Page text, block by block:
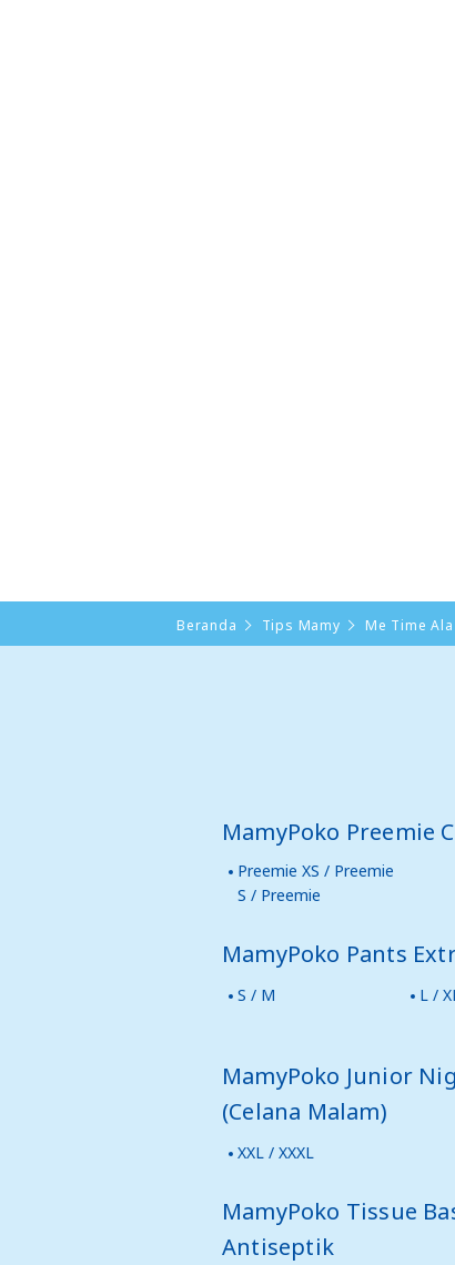
Beranda Tips Mamy Me Time
MamyPoko Preemie
Preemie XS / Preemie
S / Preemie
MamyPoko Pants
S / M L /
MamyPoko Junior
(Celana Malam)
XXL / XXXL
MamyPoko Tissue
Antiseptik